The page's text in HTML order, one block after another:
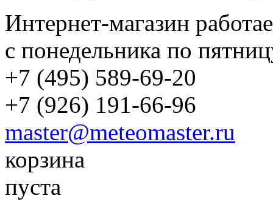
Интернет-магазин
с понедельника по
+7 (495) 589-69-20
+7 (926) 191-66-96
master@meteomaster.ru
корзина
пуста